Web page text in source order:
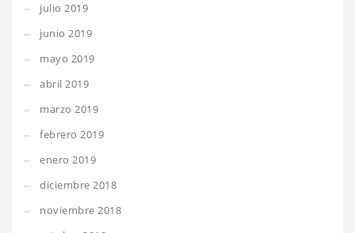
julio 2019
junio 2019
mayo 2019
abril 2019
marzo 2019
febrero 2019
enero 2019
diciembre 2018
noviembre 2018